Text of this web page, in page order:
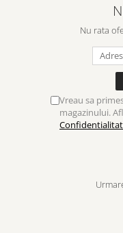
Nu rata
Vreau sa
magazinului.